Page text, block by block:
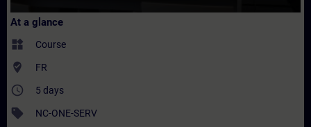
At a glance
widgets Course
where_to_vote FR
access_time 5 days
sell NC-ONE-SERV